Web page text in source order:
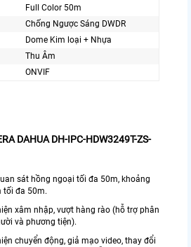
Full Color 50m
Chống Ngược Sáng DWDR
Dome Kim loại + Nhựa
Thu Âm
ONVIF
DAHUA DH-IPC-HDW3249T-ZS-
sát hồng ngoại tối đa 50m, khoảng
tối đa 50m.
xâm nhập, vượt hàng rào (hỗ trợ phân
và phương tiện).
chuyển động, giả mạo video, thay đổi